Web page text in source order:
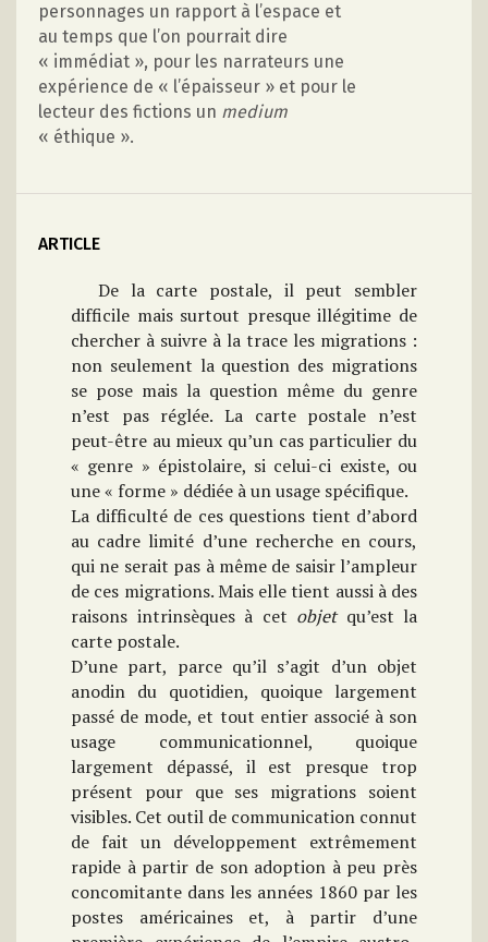
personnages un rapport à l’espace et
au temps que l’on pourrait dire
« immédiat », pour les narrateurs une
expérience de « l’épaisseur » et pour le
lecteur des fictions un medium
« éthique ».
ARTICLE
De la carte postale, il peut sembler
difficile mais surtout presque illégitime de
chercher à suivre à la trace les migrations :
non seulement la question des migrations
se pose mais la question même du genre
n’est pas réglée. La carte postale n’est
peut-être au mieux qu’un cas particulier du
« genre » épistolaire, si celui-ci existe, ou
une « forme » dédiée à un usage spécifique.
La difficulté de ces questions tient d’abord
au cadre limité d’une recherche en cours,
qui ne serait pas à même de saisir l’ampleur
de ces migrations. Mais elle tient aussi à des
raisons intrinsèques à cet objetqu’est la
carte postale.
D’une part, parce qu’il s’agit d’un objet
anodin du quotidien, quoique largement
passé de mode, et tout entier associé à son
usage communicationnel, quoique
largement dépassé, il est presque trop
présent pour que ses migrations soient
visibles. Cet outil de communication connut
de fait un développement extrêmement
rapide à partir de son adoption à peu près
concomitante dans les années 1860 par les
postes américaines et, à partir d’une